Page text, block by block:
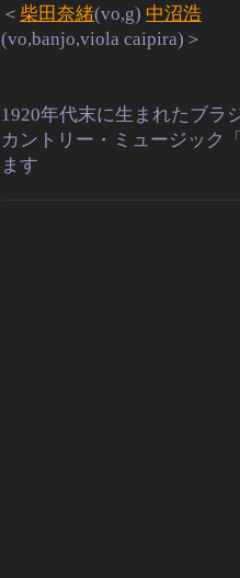
＜ 柴田奈緒(vo,g) 中沼浩
(vo,banjo,viola caipira)＞
1920年代末に生まれたブラ
カントリー・ミュージック
ます